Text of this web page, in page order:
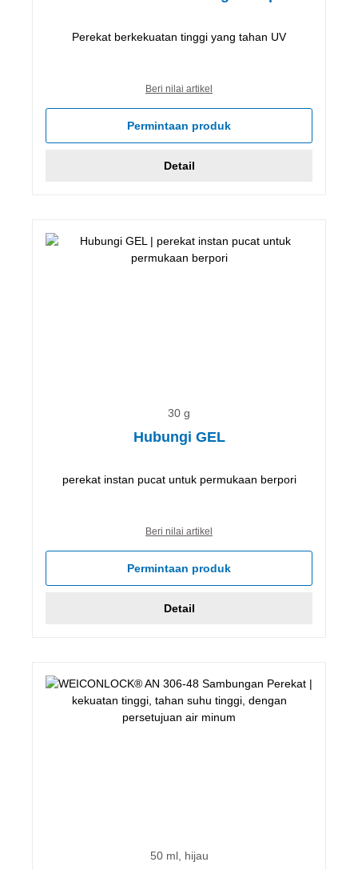
Perekat berkekuatan tinggi yang tahan UV
Beri nilai artikel
Permintaan produk
Detail
30 g
Hubungi GEL
perekat instan pucat untuk permukaan berpori
Beri nilai artikel
Permintaan produk
Detail
50 ml, hijau